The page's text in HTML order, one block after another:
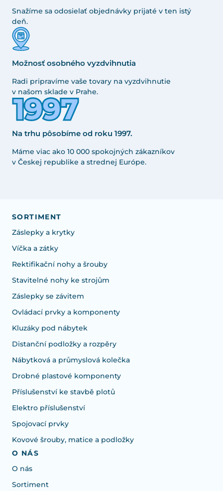
Snažíme sa odosielať objednávky prijaté v ten istý
deň.
Možnosť osobného vyzdvihnutia
Radi pripravíme vaše tovary na vyzdvihnutie
v našom sklade v Prahe.
Na trhu pôsobíme od roku 1997.
Máme viac ako 10 000 spokojných zákazníkov
v Českej republike a strednej Európe.
SORTIMENT
Záslepky a krytky
Víčka a zátky
Rektifikační nohy a šrouby
Stavitelné nohy ke strojům
Záslepky se závitem
Ovládací prvky a komponenty
Kluzáky pod nábytek
Distanční podložky a rozpěry
Nábytková a průmyslová kolečka
Drobné plastové komponenty
Příslušenství ke stavbě plotů
Elektro příslušenství
Spojovací prvky
Kovové šrouby, matice a podložky
O NÁS
O nás
Sortiment